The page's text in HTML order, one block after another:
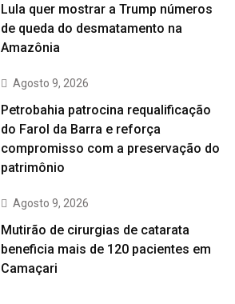
Lula quer mostrar a Trump números
de queda do desmatamento na
Amazônia
Agosto 9, 2026
Petrobahia patrocina requalificação
do Farol da Barra e reforça
compromisso com a preservação do
patrimônio
Agosto 9, 2026
Mutirão de cirurgias de catarata
beneficia mais de 120 pacientes em
Camaçari